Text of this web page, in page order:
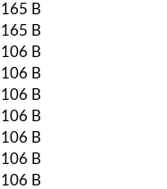
165 B
165 B
106 B
106 B
106 B
106 B
106 B
106 B
106 B